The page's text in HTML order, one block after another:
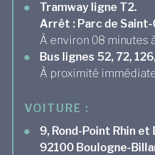
Tramway ligne T2.
Arrêt : Parc de Saint-
À environ 08 minutes
Bus lignes 52, 72,
À proximité
VOITURE :
9, Rond-Point Rhin et
92100 Boulogne-